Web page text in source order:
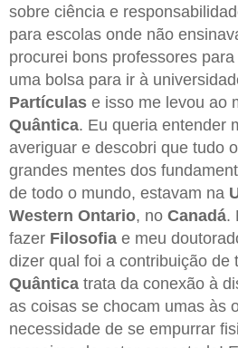
sobre ciência e
para escolas onde não
procurei bons professores
uma bolsa para ir à
Partículas e isso me levou ao
Quântica. Eu queria entender
averiguar e descobri que tudo
grandes mentes dos
de todo o mundo, estavam na
Western Ontario, no Canadá.
fazer Filosofia e meu
dizer qual foi a contribuição de
Quântica trata da conexão à
as coisas se chocam umas às
necessidade de se empurrar